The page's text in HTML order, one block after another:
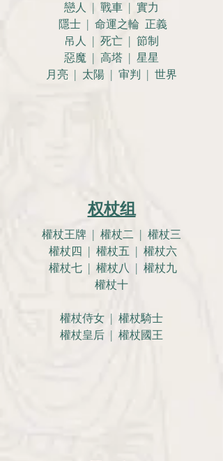
戀人 | 戰車 | 實力
隱士 | 命運之輪 正義
吊人 | 死亡 | 節制
惡魔 | 高塔 | 星星
月亮 | 太陽 | 审判 | 世界
权杖组
權杖王牌 | 權杖二 | 權杖三
權杖四 | 權杖五 | 權杖六
權杖七 | 權杖八 | 權杖九
權杖十
權杖侍女 | 權杖騎士
權杖皇后 | 權杖國王